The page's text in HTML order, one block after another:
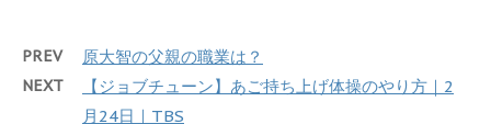
PREV 原大智の父親の職業は？
NEXT
【ジョブチューン】あご持ち上げ体操のやり方｜2
月24日｜TBS